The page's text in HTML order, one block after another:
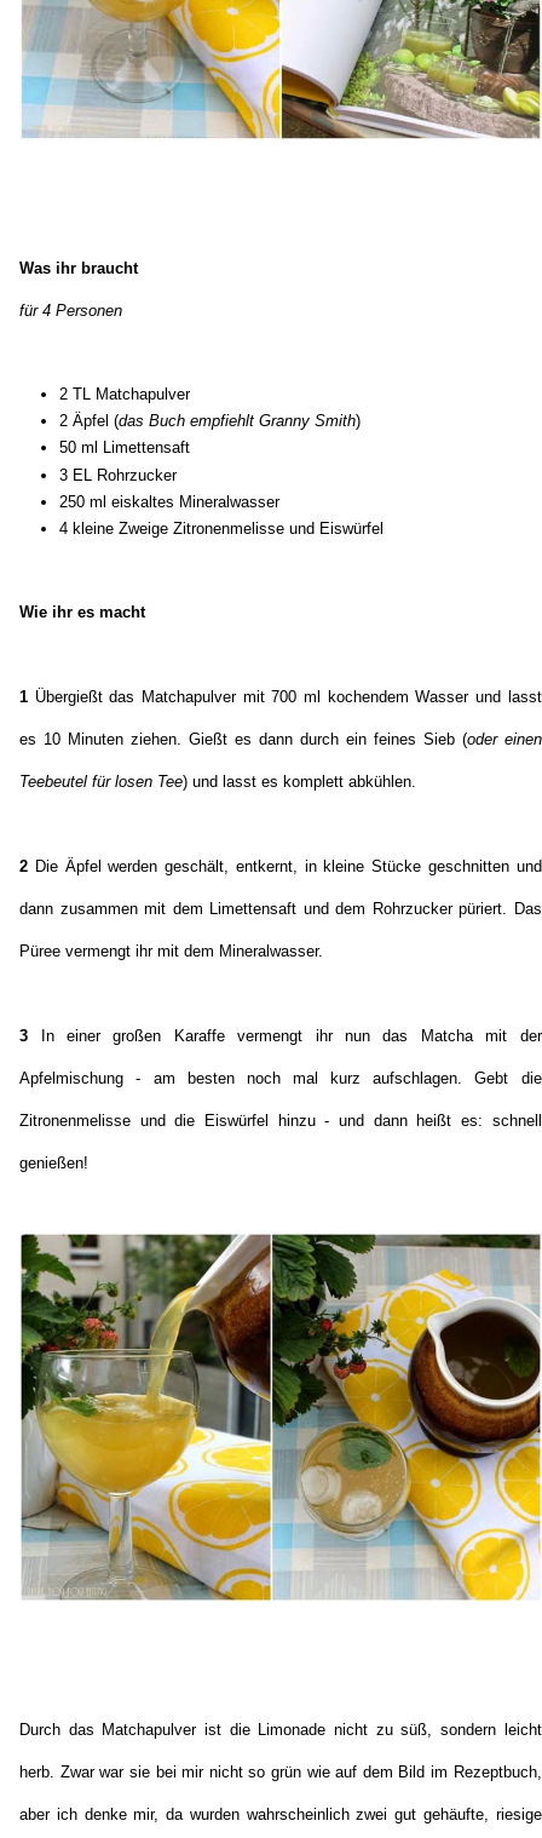
Was ihr braucht
für 4 Personen
2 TL Matchapulver
2 Äpfel (das Buch empfiehlt Granny Smith)
50 ml Limettensaft
3 EL Rohrzucker
250 ml eiskaltes Mineralwasser
4 kleine Zweige Zitronenmelisse und Eiswürfel
Wie ihr es macht
1 Übergießt das Matchapulver mit 700 ml kochendem Wasser und lasst
es 10 Minuten ziehen. Gießt es dann durch ein feines Sieb (oder einen
Teebeutel für losen Tee) und lasst es komplett abkühlen.
2 Die Äpfel werden geschält, entkernt, in kleine Stücke geschnitten und
dann zusammen mit dem Limettensaft und dem Rohrzucker püriert. Das
Püree vermengt ihr mit dem Mineralwasser.
3 In einer großen Karaffe vermengt ihr nun das Matcha mit der
Apfelmischung - am besten noch mal kurz aufschlagen. Gebt die
Zitronenmelisse und die Eiswürfel hinzu - und dann heißt es: schnell
genießen!
Durch das Matchapulver ist die Limonade nicht zu süß, sondern leicht
herb. Zwar war sie bei mir nicht so grün wie auf dem Bild im Rezeptbuch,
aber ich denke mir, da wurden wahrscheinlich zwei gut gehäufte, riesige